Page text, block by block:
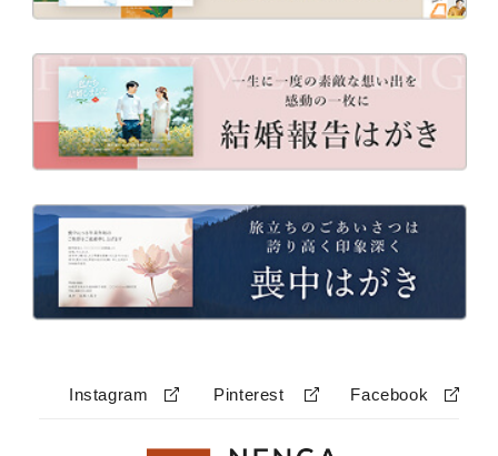
Instagram Pinterest Facebook